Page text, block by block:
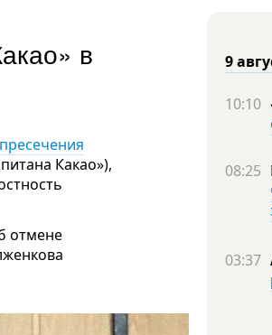
в
Какао»),
отмене
9
10:10
08:25
03:37